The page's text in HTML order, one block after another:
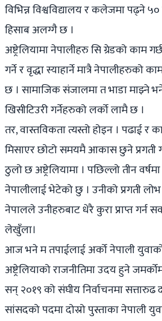
विभिन्न विश्वविद्यालय र कलेजमा पढ्ने ५०
हिसाब अलग्गै छ ।
अष्ट्रेलियामा नेपालीहरु सि ग्रेडको काम
गर्ने र वृद्धा स्याहार्ने मात्रै नेपालीहरुको
छ । सामाजिक संजालमा त भाडा माझ्ने
खिसीटिउरी गर्नेहरुको लर्को लामै छ ।
तर, वास्तविकता त्यस्तो होइन । पढाई
मिसाएर छोटो समयमै आकास छुने प्रगती
ठुलो छ अष्ट्रेलियामा । पछिल्लो तीन
नेपालीलाई भेटेको छु । उनीको प्रगती
नेपालले उनीहरुबाट धेरै कुरा प्राप्त गर्न
लेखुँला।
आज भने म तपाईलाई अर्को नेपाली
अष्ट्रेलियाको राजनीतिमा उदय हुने
सन् २०१९ को संघीय निर्वाचनमा सत्तारुढ
सांसदको पदमा दोस्रो पुस्ताका नेपाली